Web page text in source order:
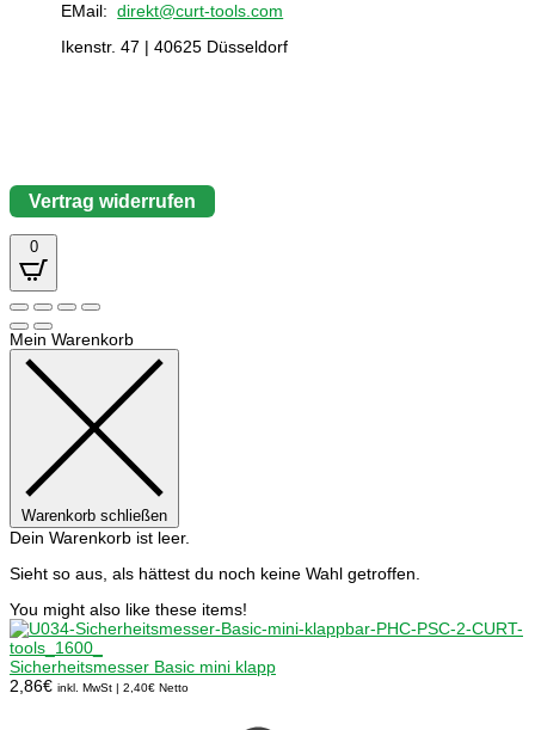
EMail:direkt@curt-tools.com
Ikenstr. 47 | 40625 Düsseldorf
Vertrag widerrufen
0
Mein Warenkorb
Warenkorb schließen
Dein Warenkorb ist leer.
Sieht so aus, als hättest du noch keine Wahl getroffen.
You might also like these items!
Sicherheitsmesser Basic mini klapp
2,86€ inkl. MwSt | 2,40€ Netto